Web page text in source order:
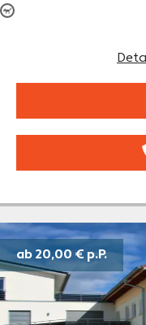
ab 20,00 € p.P.